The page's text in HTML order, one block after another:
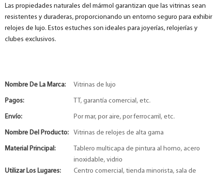
Las propiedades naturales del mármol garantizan que las vitrinas sean
resistentes y duraderas, proporcionando un entorno seguro para exhibir
relojes de lujo. Estos estuches son ideales para joyerías, relojerías y
clubes exclusivos.
Nombre De La Marca: Vitrinas de lujo
Pagos: TT, garantía comercial, etc.
Envío: Por mar, por aire, por ferrocarril, etc.
Nombre Del Producto: Vitrinas de relojes de alta gama
Material Principal:
Tablero multicapa de pintura al horno, acero
inoxidable, vidrio
Utilizar Los Lugares:
Centro comercial, tienda minorista, sala de